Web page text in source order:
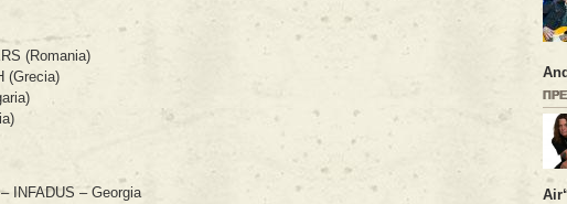
(Romania)
(Grecia)
INFADUS – Georgia